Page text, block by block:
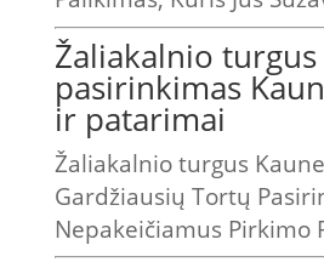
Žaliakalnio
pasirinkimas
ir patarimai
Žaliakalnio turgus
Gardžiausių Tortų
Nepakeičiamus Pirkimo